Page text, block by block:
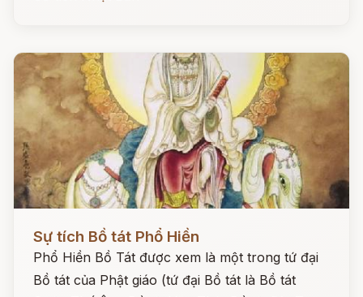
Sự tích Bồ tát Phổ Hiền
Phổ Hiền Bồ Tát được xem là một trong tứ đại
Bồ tát của Phật giáo (tứ đại Bồ tát là Bồ tát